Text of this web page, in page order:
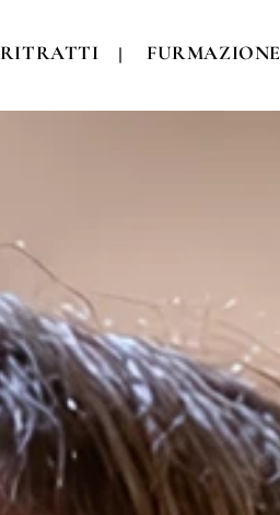
RITRATTI FURMAZIONE